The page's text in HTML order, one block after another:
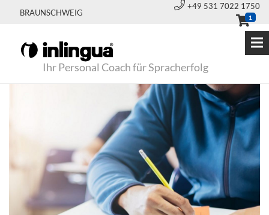
BRAUNSCHWEIG
+49 531 7022 1750
1
Ihr Personal Coach für Spracherfolg